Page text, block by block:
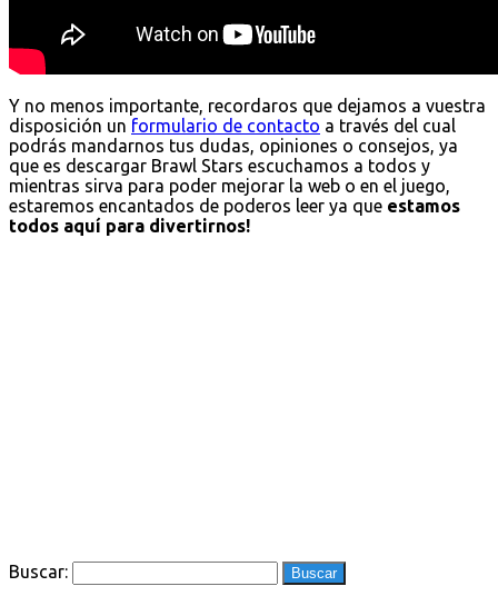
Y no menos importante, recordaros que dejamos a vuestra
disposición un formulario de contacto a través del cual
podrás mandarnos tus dudas, opiniones o consejos, ya
que es descargar Brawl Stars escuchamos a todos y
mientras sirva para poder mejorar la web o en el juego,
estaremos encantados de poderos leer ya que estamos
todos aquí para divertirnos!
Buscar: